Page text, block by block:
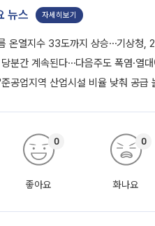
뉴스 자세히보기
온열지수 33도까지 상승⋯기상청,
분간 계속된다⋯다음주도 폭염·열
공업지역 산업시설 비율 낮춰 공급
좋아요
0
화나요
0